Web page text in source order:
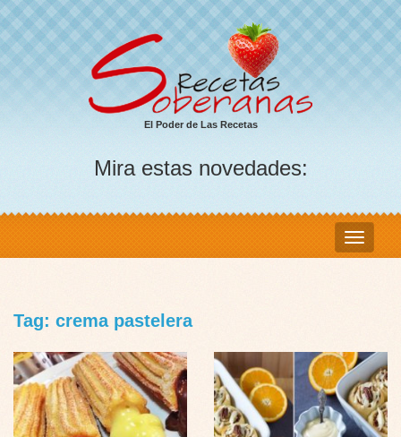
El Poder de Las Recetas
Mira estas novedades:
Tag: crema pastelera